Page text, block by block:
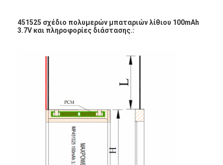
Ειδήσεις
ιονικές επαναφορτιζόμενες μπαταρίες λίθιου
Μπαταρία Lithium Polymer
μπαταρίες ενεργειακής αποθήκευσης
451525 σχέδιο πολυμερών μπαταριών λίθιου 100mAh
3.7V και πληροφορίες διάστασης.: